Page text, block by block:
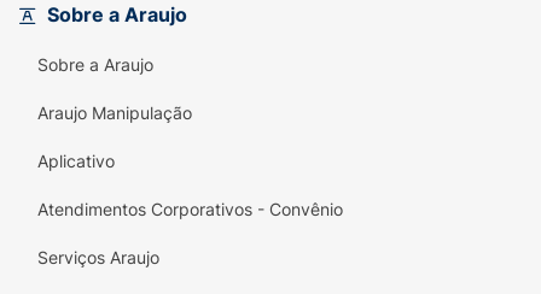
em todo o Brasil!
Sobre a Araujo
Sobre a Araujo
Araujo Manipulação
Aplicativo
Atendimentos Corporativos - Convênio
Serviços Araujo